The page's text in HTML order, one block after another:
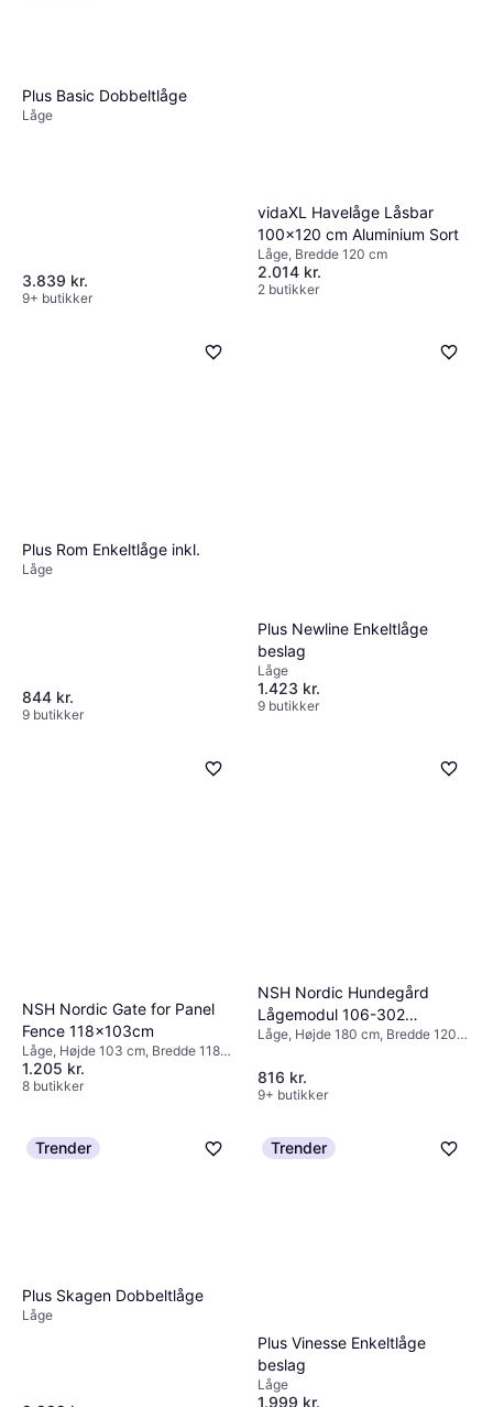
Plus Basic Dobbeltlåge
Låge
3.839 kr.
9+ butikker
vidaXL Havelåge Låsbar
100x120 cm Aluminium Sort
Låge, Bredde 120 cm
2.014 kr.
2 butikker
Plus Rom Enkeltlåge inkl.
Låge
844 kr.
9 butikker
Plus Newline Enkeltlåge
beslag
Låge
1.423 kr.
9 butikker
NSH Nordic Gate for Panel
Fence 118x103cm
Låge, Højde 103 cm, Bredde 118
cm
1.205 kr.
8 butikker
NSH Nordic Hundegård
Lågemodul 106-302
120x180cm
Låge, Højde 180 cm, Bredde 120
816 kr.
9+ butikker
Trender
Plus Skagen Dobbeltlåge
Låge
Trender
Plus Vinesse Enkeltlåge
beslag
Låge
1.999 kr.